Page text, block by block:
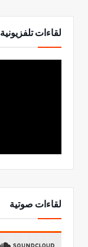
لقاءات تلفزيونية
لقاءات صوتية